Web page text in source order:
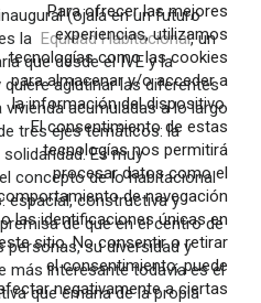
Para ofrecer las mejores
experiencias, utilizamos
tecnologías como las cookies
para almacenar y/o acceder a
la información del dispositivo.
El consentimiento de estas
tecnologías nos permitirá
procesar datos como el
de navegación
o las identificaciones únicas en
sitio. No consentir o retirar
el consentimiento, puede
negativamente a ciertas
nueva
(ojalá en un futuro
la Equidad Habitacional, un
que desde el IVE y la
aglutinar las diferentes
acumuladas a lo largo
tres ejes temáticos: la
Es muy
concepto de lo habitacional
espacial, constructiva y
de que en el centro de
su diversidad y
más interesante todavía es el
que emana de la propia